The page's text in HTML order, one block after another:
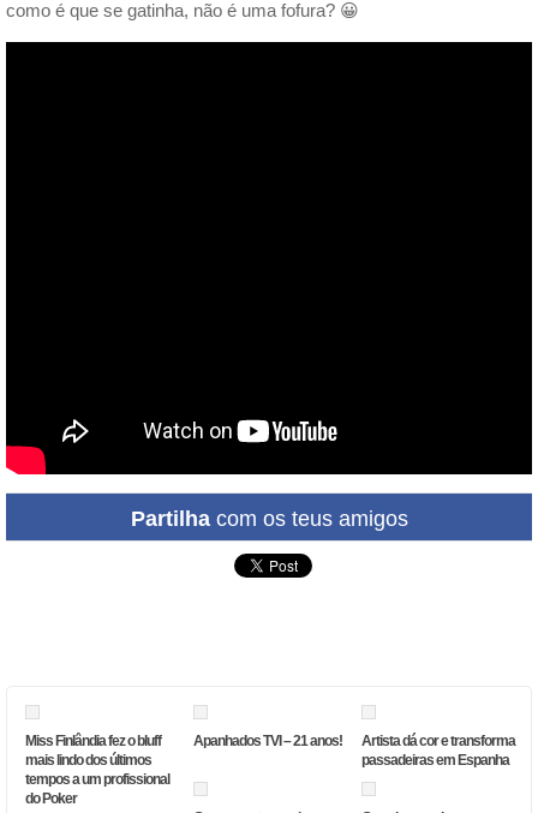
como é que se gatinha, não é uma fofura? 😀
Partilhacom os teus amigos
Miss Finlândia fez o bluff
mais lindo dos últimos
tempos a um profissional
do Poker
Apanhados TVI – 21 anos!
Artista dá cor e transforma
passadeiras em Espanha